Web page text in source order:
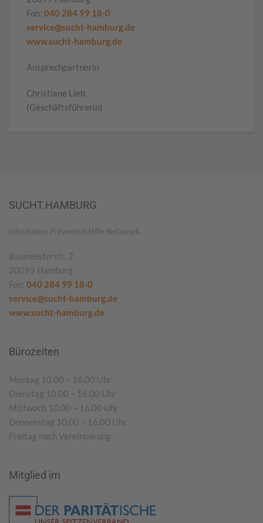
Fon: 040 284 99 18-0
service@sucht-hamburg.de
www.sucht-hamburg.de
Ansprechpartnerin
Christiane Lieb
(Geschäftsführerin)
SUCHT.HAMBURG
Information.Prävention.Hilfe.Netzwerk.
Baumeisterstr. 2
20099 Hamburg
Fon: 040 284 99 18-0
service@sucht-hamburg.de
www.sucht-hamburg.de
Bürozeiten
Montag 10.00 – 16.00 Uhr
Dienstag 10.00 – 16.00 Uhr
Mittwoch 10.00 – 16.00 Uhr
Donnerstag 10.00 – 16.00 Uhr
Freitag nach Vereinbarung
Mitglied im